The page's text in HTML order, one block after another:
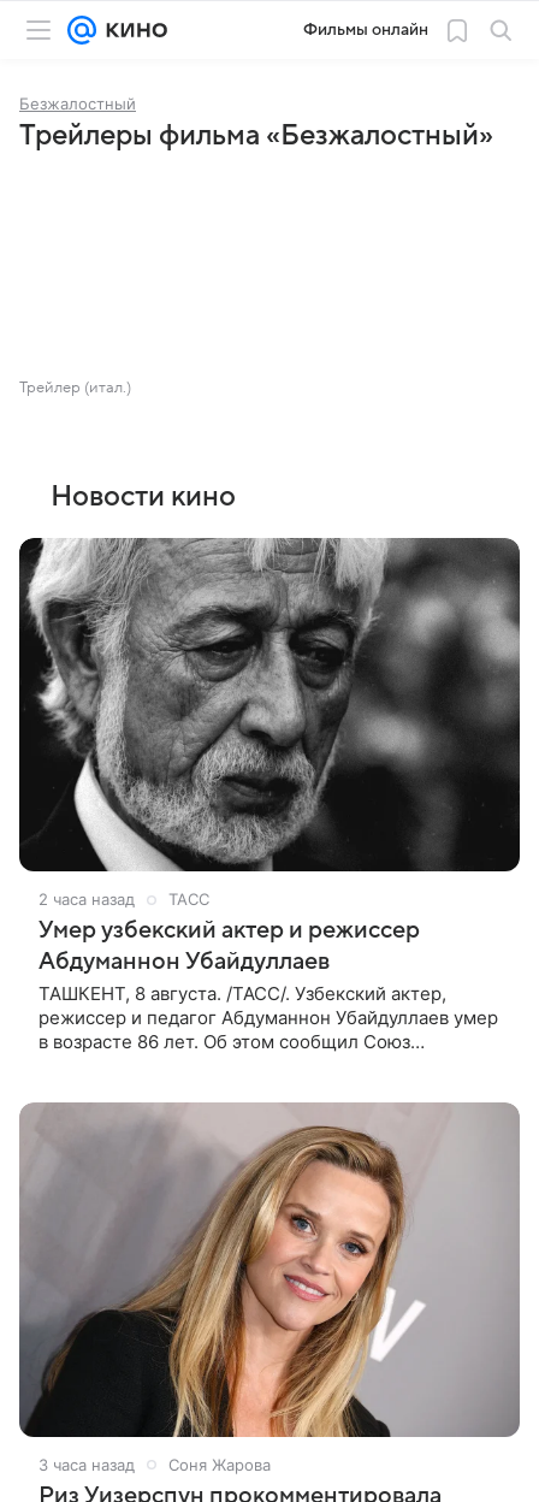
Фильмы онлайн
Безжалостный
Трейлеры фильма «Безжалостный»
Трейлер (итал.)
Новости кино
2 часа назад ТАСС
Умер узбекский актер и режиссер
Абдуманнон Убайдуллаев
ТАШКЕНТ, 8 августа. /ТАСС/. Узбекский актер,
режиссер и педагог Абдуманнон Убайдуллаев умер
в возрасте 86 лет. Об этом сообщил Союз
3 часа назад Соня Жарова
Риз Уизерспун прокомментировала